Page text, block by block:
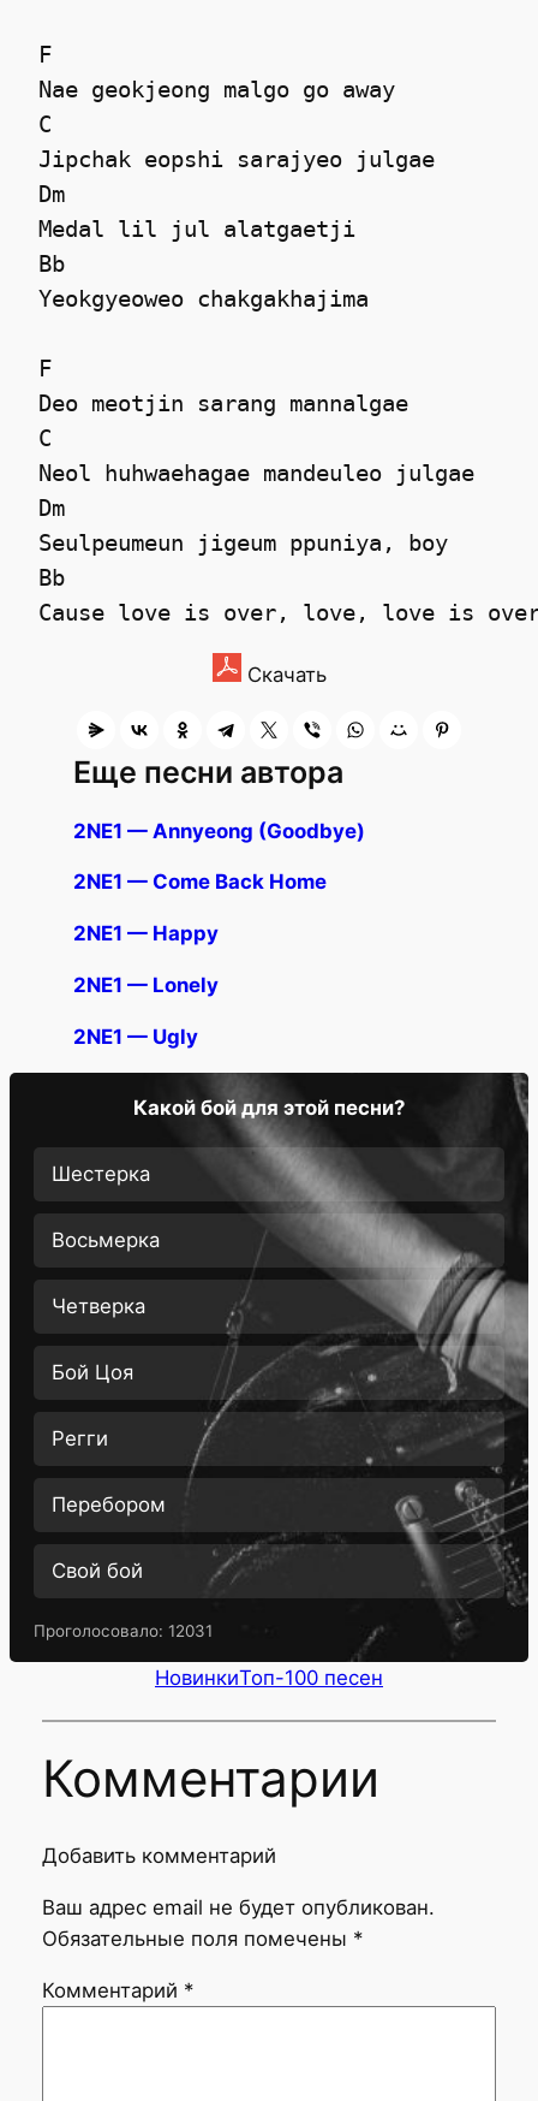
F
Nae geokjeong malgo go away
C
Jipchak eopshi sarajyeo julgae
Dm
Medal lil jul alatgaetji
Bb
Yeokgyeoweo chakgakhajima
F
Deo meotjin sarang mannalgae
C
Neol huhwaehagae mandeuleo julgae
Dm
Seulpeumeun jigeum ppuniya, boy
Bb
Скачать
Еще песни автора
2NE1 — Annyeong (Goodbye)
2NE1 — Come Back Home
2NE1 — Happy
2NE1 — Lonely
2NE1 — Ugly
Какой бой для этой песни?
Шестерка
Восьмерка
Четверка
Бой Цоя
Регги
Перебором
Свой бой
Проголосовало: 12031
НовинкиТоп-100 песен
Комментарии
Добавить комментарий
Ваш адрес email не будет опубликован.
Обязательные поля помечены *
Комментарий *